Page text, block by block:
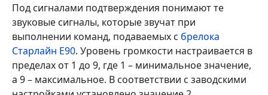
Под сигналами подтверждения понимают те
звуковые сигналы, которые звучат при
выполнении команд, подаваемых с брелока
Старлайн Е90. Уровень громкости настраивается в
пределах от 1 до 9, где 1 – минимальное значение,
а 9 – максимальное. В соответствии с заводскими